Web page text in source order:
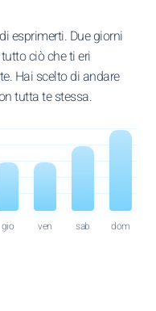
esprimerti. Due giorni
ciò che ti eri
Hai scelto di andare
tutta te stessa.
gio ven sab dom